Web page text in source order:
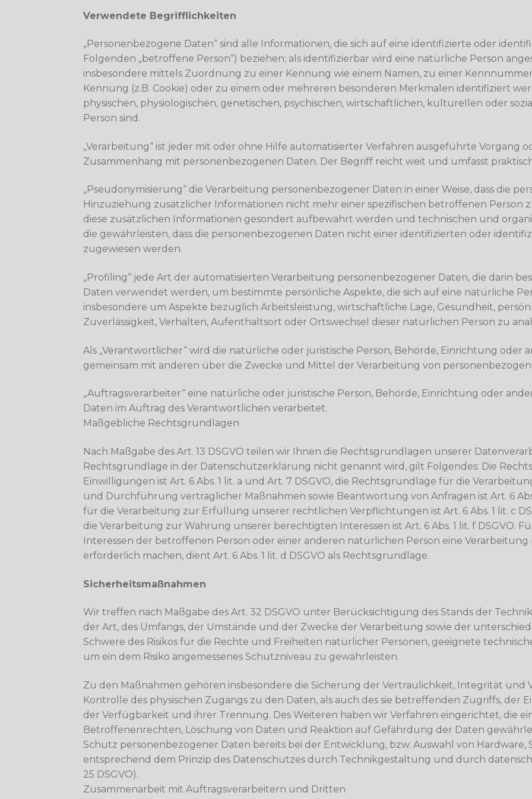
Verwendete Begrifflichkeiten
„Personenbezogene Daten“ sind alle Informationen, die sich auf eine identifizierte oder
Folgenden „betroffene Person“) beziehen; als identifizierbar wird eine natürliche Person
insbesondere mittels Zuordnung zu einer Kennung wie einem Namen, zu einer
Kennung (z.B. Cookie) oder zu einem oder mehreren besonderen Merkmalen identifiziert
physischen, physiologischen, genetischen, psychischen, wirtschaftlichen, kulturellen oder
Person sind.
„Verarbeitung“ ist jeder mit oder ohne Hilfe automatisierter Verfahren ausgeführte Vorgang
Zusammenhang mit personenbezogenen Daten. Der Begriff reicht weit und umfasst
„Pseudonymisierung“ die Verarbeitung personenbezogener Daten in einer Weise, dass die
Hinzuziehung zusätzlicher Informationen nicht mehr einer spezifischen betroffenen Person
diese zusätzlichen Informationen gesondert aufbewahrt werden und technischen und
die gewährleisten, dass die personenbezogenen Daten nicht einer identifizierten oder
zugewiesen werden.
„Profiling“ jede Art der automatisierten Verarbeitung personenbezogener Daten, die darin
Daten verwendet werden, um bestimmte persönliche Aspekte, die sich auf eine natürliche
insbesondere um Aspekte bezüglich Arbeitsleistung, wirtschaftliche Lage, Gesundheit,
Zuverlässigkeit, Verhalten, Aufenthaltsort oder Ortswechsel dieser natürlichen Person zu
Als „Verantwortlicher“ wird die natürliche oder juristische Person, Behörde, Einrichtung oder
gemeinsam mit anderen über die Zwecke und Mittel der Verarbeitung von
„Auftragsverarbeiter“ eine natürliche oder juristische Person, Behörde, Einrichtung oder
Daten im Auftrag des Verantwortlichen verarbeitet.
Maßgebliche Rechtsgrundlagen
Nach Maßgabe des Art. 13 DSGVO teilen wir Ihnen die Rechtsgrundlagen unserer
Rechtsgrundlage in der Datenschutzerklärung nicht genannt wird, gilt Folgendes: Die
Einwilligungen ist Art. 6 Abs. 1 lit. a und Art. 7 DSGVO, die Rechtsgrundlage für die
und Durchführung vertraglicher Maßnahmen sowie Beantwortung von Anfragen ist Art. 6
für die Verarbeitung zur Erfüllung unserer rechtlichen Verpflichtungen ist Art. 6 Abs. 1 lit. c
die Verarbeitung zur Wahrung unserer berechtigten Interessen ist Art. 6 Abs. 1 lit. f DSGVO.
Interessen der betroffenen Person oder einer anderen natürlichen Person eine
erforderlich machen, dient Art. 6 Abs. 1 lit. d DSGVO als Rechtsgrundlage.
Sicherheitsmaßnahmen
Wir treffen nach Maßgabe des Art. 32 DSGVO unter Berücksichtigung des Stands der
der Art, des Umfangs, der Umstände und der Zwecke der Verarbeitung sowie der
Schwere des Risikos für die Rechte und Freiheiten natürlicher Personen, geeignete
um ein dem Risiko angemessenes Schutzniveau zu gewährleisten.
Zu den Maßnahmen gehören insbesondere die Sicherung der Vertraulichkeit, Integrität
Kontrolle des physischen Zugangs zu den Daten, als auch des sie betreffenden Zugriffs, der
der Verfügbarkeit und ihrer Trennung. Des Weiteren haben wir Verfahren eingerichtet, die
Betroffenenrechten, Löschung von Daten und Reaktion auf Gefährdung der Daten
Schutz personenbezogener Daten bereits bei der Entwicklung, bzw. Auswahl von Hardware,
entsprechend dem Prinzip des Datenschutzes durch Technikgestaltung und durch
25 DSGVO).
Zusammenarbeit mit Auftragsverarbeitern und Dritten